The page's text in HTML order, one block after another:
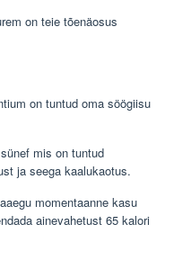
on teie tõenäosus
on tuntud oma söögiisu
mis on tuntud
ja seega kaalukaotus.
momentaanne kasu
ainevahetust 65 kalori